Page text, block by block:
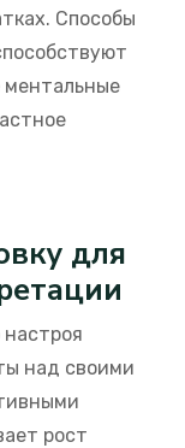
Способы
ментальные
для
над своими
рост